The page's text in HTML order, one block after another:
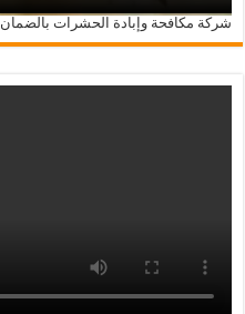
شركة مكافحة وإبادة الحشرات بالضمان